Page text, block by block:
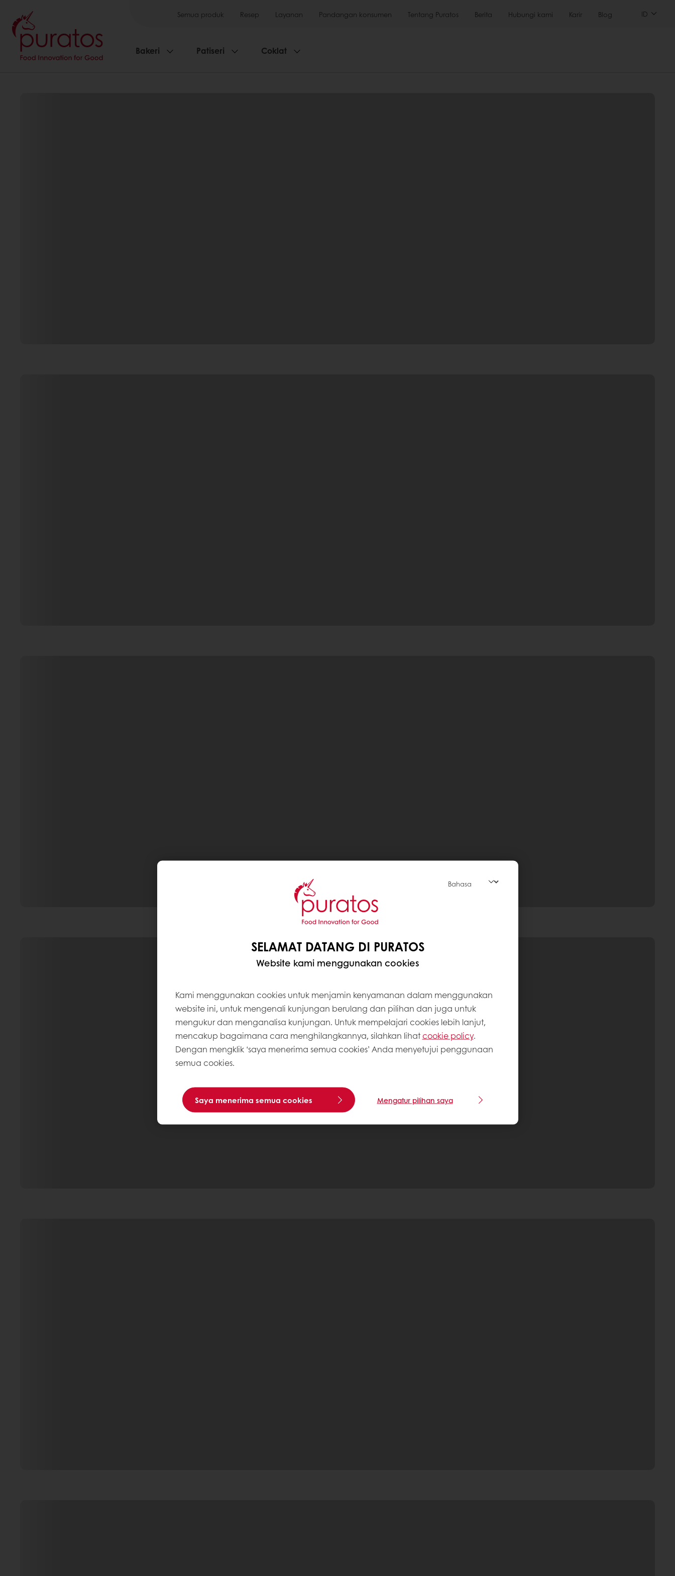
Semua produk Resep Layanan Pandangan konsumen Tentang Puratos Berita Hubungi kami Karir Blog ID
Bakeri Patiseri Coklat
SELAMAT DATANG DI PURATOS
Website kami menggunakan cookies
Kami menggunakan cookies untuk menjamin kenyamanan dalam menggunakan
website ini, untuk mengenali kunjungan berulang dan pilihan dan juga untuk
mengukur dan menganalisa kunjungan. Untuk mempelajari cookies lebih lanjut,
mencakup bagaimana cara menghilangkannya, silahkan lihatcookie policy.
Dengan mengklik ‘saya menerima semua cookies’ Anda menyetujui penggunaan
semua cookies.
Saya menerima semua cookies Mengatur pilihan saya